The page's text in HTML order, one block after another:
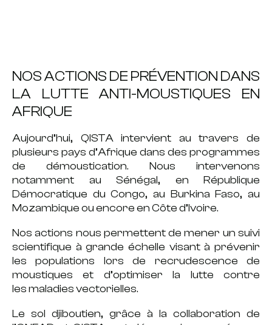
NOS ACTIONS DE PRÉVENTION DANS
LA LUTTE ANTI-MOUSTIQUES EN
AFRIQUE
Aujourd’hui, QISTA intervient au travers de
plusieurs pays d’Afrique dans des programmes
de démoustication. Nous intervenons
notamment au Sénégal, en République
Démocratique du Congo, au Burkina Faso, au
Mozambique ou encore en Côte d’Ivoire.
Nos actions nous permettent de mener un suivi
scientifique à grande échelle visant à prévenir
les populations lors de recrudescence de
moustiques et d’optimiser la lutte contre
lesmaladies vectorielles.
Le sol djiboutien, grâce à la collaboration de